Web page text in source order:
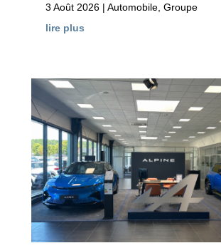
3 Août 2026| Automobile, Groupe
lire plus